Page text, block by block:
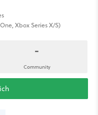
One, Xbox Series X/S)
-
Community